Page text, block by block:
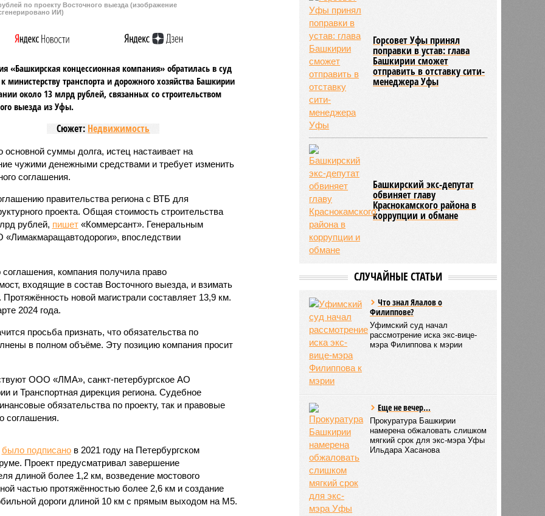
по проекту Восточного выезда (изображение
ИИ)
«Башкирская концессионная компания» обратилась в суд
министерству транспорта и дорожного хозяйства Башкирии
около 13 млрд рублей, связанных со строительством
выезда из Уфы.
Сюжет: Недвижимость
основной суммы долга, истец настаивает на
чужими денежными средствами и требует изменить
соглашения.
правительства региона с ВТБ для
проекта. Общая стоимость строительства
рублей, пишет«Коммерсант». Генеральным
впоследствии
компания получила право
входящие в состав Восточного выезда, и взимать
новой магистрали составляет 13,9 км.
2024 года.
просьба признать, что обязательства по
в полном объёме. Эту позицию компания просит
ООО «ЛМА», санкт-петербургское АО
и Транспортная дирекция региона. Судебное
обязательства по проекту, так и правовые
соглашения.
было подписанов 2021 году на Петербургском
Проект предусматривал завершение
длиной более 1,2 км, возведение мостового
частью протяжённостью более 2,6 км и создание
дороги длиной 10 км с прямым выходом на М5.
Горсовет Уфы принял
поправки в устав: глава
Башкирии сможет
отправить в отставку сити-
менеджера Уфы
Башкирский экс-депутат
обвиняет главу
Краснокамского района в
коррупции и обмане
СЛУЧАЙНЫЕ СТАТЬИ
Что знал Ялалов о
Филиппове?
Уфимский суд начал
рассмотрение иска экс-вице-
мэра Филиппова к мэрии
Еще не вечер...
Прокуратура Башкирии
намерена обжаловать слишком
мягкий срок для экс-мэра Уфы
Ильдара Хасанова